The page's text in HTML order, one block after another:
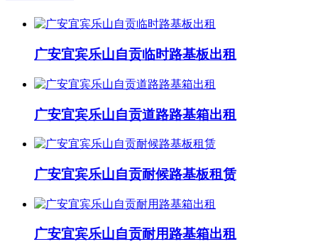
广安宜宾乐山自贡临时路基板出租
广安宜宾乐山自贡道路路基箱出租
广安宜宾乐山自贡耐候路基板租赁
广安宜宾乐山自贡耐用路基箱出租